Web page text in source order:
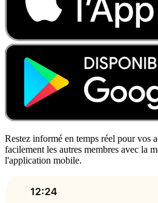
Restez informé en temps réel pour vos
facilement les autres membres avec la
l'application mobile.